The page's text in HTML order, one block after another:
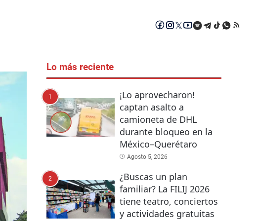
Lo más reciente
1
¡Lo aprovecharon!
captan asalto a
camioneta de DHL
durante bloqueo en la
México–Querétaro
Agosto 5, 2026
2
¿Buscas un plan
familiar? La FILIJ 2026
tiene teatro, conciertos
y actividades gratuitas